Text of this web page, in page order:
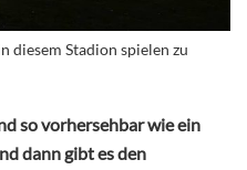
diesem Stadion spielen zu
so vorhersehbar wie ein
dann gibt es den